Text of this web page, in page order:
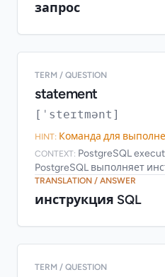
запрос
TERM / QUESTION
statement
[ˈsteɪtmənt]
HINT: Команда для
CONTEXT: PostgreSQL
PostgreSQL выполняет
TRANSLATION / ANSWER
инструкция SQL
TERM / QUESTION